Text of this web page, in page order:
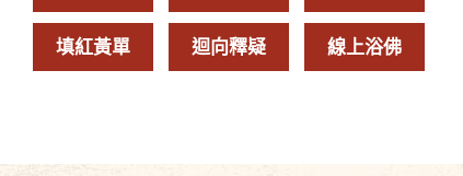
填紅黃單 迴向釋疑 線上浴佛